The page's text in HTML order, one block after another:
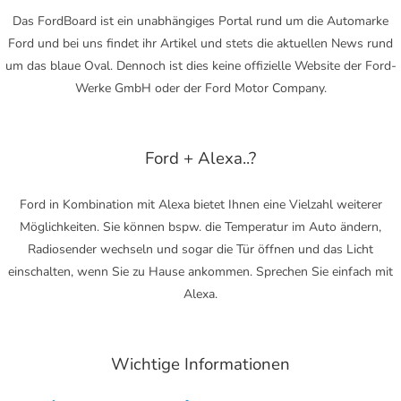
Das FordBoard ist ein unabhängiges Portal rund um die Automarke
Ford und bei uns findet ihr Artikel und stets die aktuellen News rund
um das blaue Oval. Dennoch ist dies keine offizielle Website der Ford-
Werke GmbH oder der Ford Motor Company.
Ford + Alexa..?
Ford in Kombination mit Alexa bietet Ihnen eine Vielzahl weiterer
Möglichkeiten. Sie können bspw. die Temperatur im Auto ändern,
Radiosender wechseln und sogar die Tür öffnen und das Licht
einschalten, wenn Sie zu Hause ankommen. Sprechen Sie einfach mit
Alexa.
Wichtige Informationen